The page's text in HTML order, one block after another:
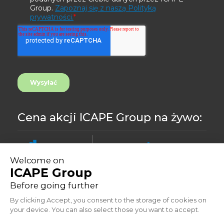
Cena akcji ICAPE Group na żywo:
8.46 -0,24%